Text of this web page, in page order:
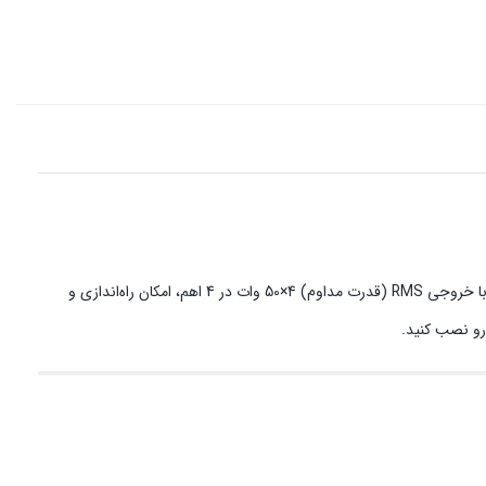
آمپلی فایر ‏ساووی 504 با حداکثر توان خروجی 3000طراحی شده تا بتواند به خوبی نیاز سیستم‌های صوتی حرفه‌ای و قدرتمند خودرو را تأمین کند. این دستگاه با خروجی RMS (قدرت مداوم) 4×50 وات در 4 اهم، امکان راه‌اندازی و